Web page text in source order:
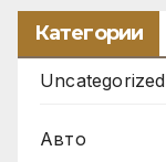
Категории
Uncategorized
Авто